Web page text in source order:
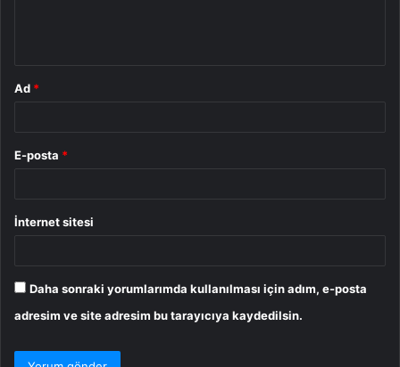
Ad *
E-posta *
İnternet sitesi
Daha sonraki yorumlarımda kullanılması için adım, e-posta
adresim ve site adresim bu tarayıcıya kaydedilsin.